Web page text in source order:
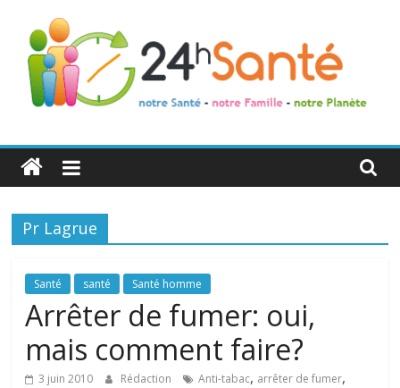
24h
Santé
La
de
toute
famille
Pr Lagrue
Santé santé Santé homme
Arrêter de fumer: oui,
mais comment faire?
3 juin 2010 Rédaction Anti-tabac, arrêter de fumer,